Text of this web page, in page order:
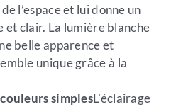
l’espace et lui donne un
et clair. La lumière blanche
belle apparence et
unique grâce à la
simplesL'éclairage